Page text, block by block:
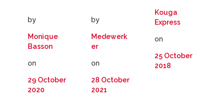
by
Monique
Basson
on
29 October
2020
by
Medewerk
er
on
28 October
2021
Kouga
Express
on
25 October
2018